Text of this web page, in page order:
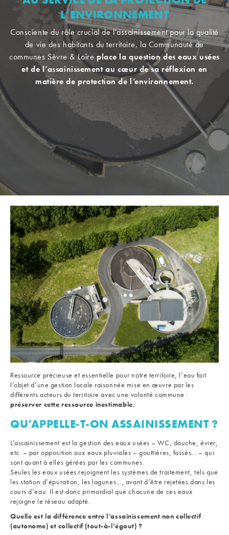
L’ENVIRONNEMENT
Consciente du rôle crucial de l’assainissement pour la qualité
de vie des habitants du territoire, la Communauté de
communes Sèvre & Loire place la question des eaux usées
et de l’assainissement au cœur de sa réflexion en
matière de protection de l’environnement.
Ressource précieuse et essentielle pour notre territoire, l’eau fait
l’objet d’une gestion locale raisonnée mise en œuvre par les
différents acteurs du territoire avec une volonté commune :
préserver cette ressource inestimable.
QU’APPELLE-T-ON ASSAINISSEMENT ?
L’assainissement est la gestion des eaux usées – WC, douche, évier,
etc. – par opposition aux eaux pluviales – gouttières, fossés… – qui
sont quant à elles gérées par les communes.
Seules les eaux usées rejoignent les systèmes de traitement, tels que
les station d’épuration, les lagunes…, avant d’être rejetées dans les
cours d’eau. Il est donc primordial que chacune de ces eaux
rejoigne le réseau adapté.
Quelle est la différence entre l’assainissement non collectif
(autonome) et collectif (tout-à-l’égout) ?